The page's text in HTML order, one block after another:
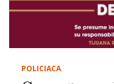
POLICIACA